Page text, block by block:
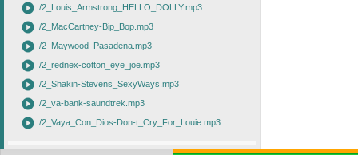
play_circle /2_Louis_Armstrong_HELLO_DOLLY.mp3
play_circle /2_MacCartney-Bip_Bop.mp3
play_circle /2_Maywood_Pasadena.mp3
play_circle /2_rednex-cotton_eye_joe.mp3
play_circle /2_Shakin-Stevens_SexyWays.mp3
play_circle /2_va-bank-saundtrek.mp3
play_circle /2_Vaya_Con_Dios-Don-t_Cry_For_Louie.mp3